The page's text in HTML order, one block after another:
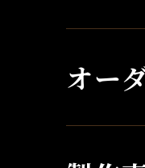
オー